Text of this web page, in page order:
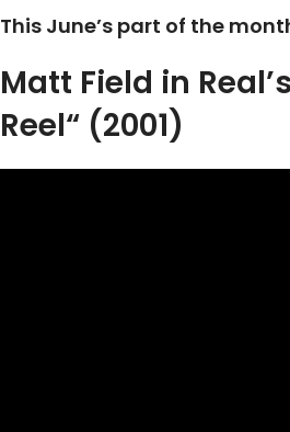
This June’s part of the
Matt Field in
Reel“ (2001)